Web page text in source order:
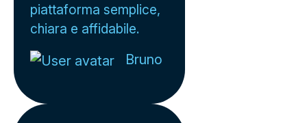
piattaforma semplice,
chiara e affidabile.
Bruno